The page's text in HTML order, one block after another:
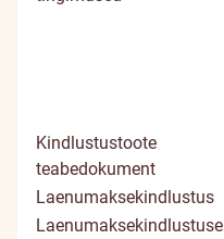
Kindlustustoote
teabedokument
Laenumaksekindlustus
Laenumaksekindlustuse